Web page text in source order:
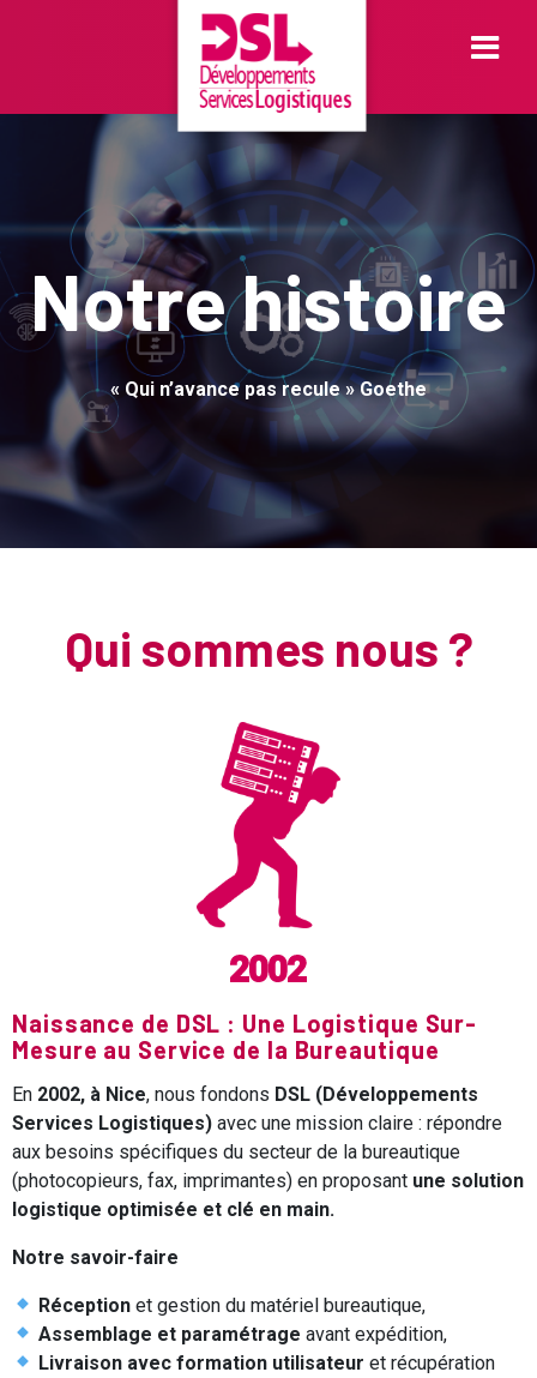
Notre histoire
« Qui n’avance pas recule » Goethe
Qui sommes nous ?
2002
Naissance de DSL : Une Logistique Sur-
Mesure au Service de la Bureautique
En 2002, à Nice, nous fondons DSL (Développements
Services Logistiques) avec une mission claire : répondre
aux besoins spécifiques du secteur de la bureautique
(photocopieurs, fax, imprimantes) en proposant une solution
logistique optimisée et clé en main.
Notre savoir-faire
Réception et gestion du matériel bureautique,
Assemblage et paramétrage avant expédition,
Livraison avec formation utilisateur et récupération